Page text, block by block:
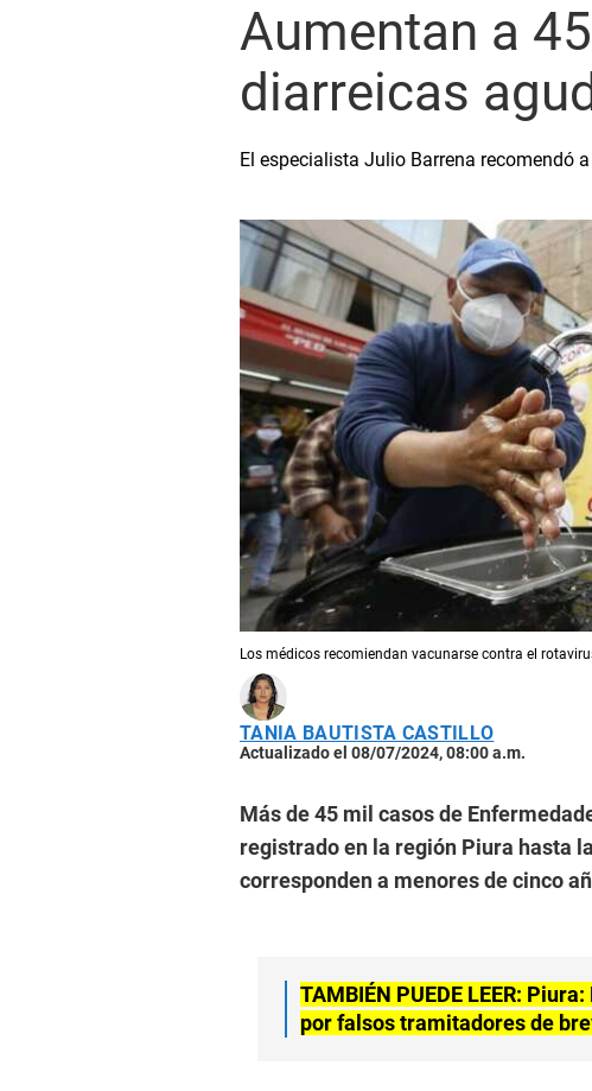
Aumentan a
diarreicas
El especialista Julio Barrena recomendó
Los médicos recomiendan vacunarse contra el
TANIA BAUTISTA CASTILLO
Actualizado el 08/07/2024, 08:00 a.m.
Más de 45 mil casos de
registrado en la región Piura hasta
corresponden a menores de cinco
TAMBIÉN PUEDE LEER:
por falsos tramitadores de